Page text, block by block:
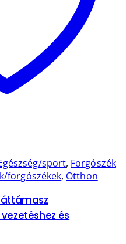
sport, Forgószék
forgószékek, Otthon
és